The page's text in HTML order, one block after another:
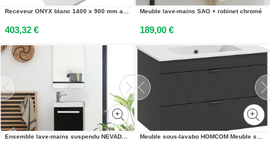
Receveur ONYX blanc 1400 x 900 mm avec bonde AKW 12829WH-CH
403,32 €
Meuble lave-mains SAO + robinet chromé
189,00 €
Ensemble lave-mains suspendu NEVADA avec robinet et miroir Meuble sous-lavabo HOMCOM Meuble suspendu avec lavabo en céramique